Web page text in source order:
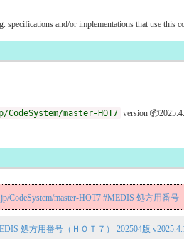
specifications and/or implementations that use this
master-HOT7 version
CodeSystem/master-HOT7 #MEDIS 処方用番
処方用番号（ＨＯＴ７） 202504版